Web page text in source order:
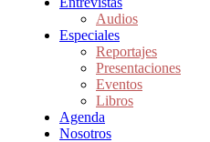
Audios
Especiales
Reportajes
Presentaciones
Eventos
Libros
Agenda
Nosotros